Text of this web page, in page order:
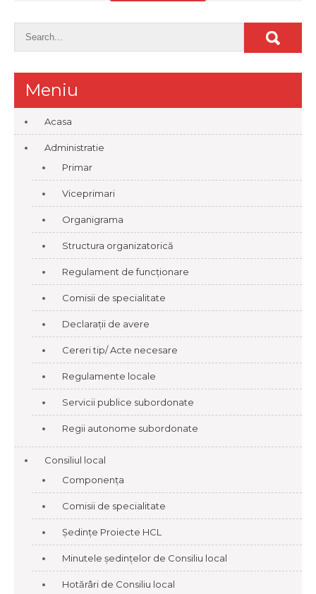
Meniu
Acasa
Administratie
Primar
Viceprimari
Organigrama
Structura organizatorică
Regulament de funcționare
Comisii de specialitate
Declarații de avere
Cereri tip/ Acte necesare
Regulamente locale
Servicii publice subordonate
Regii autonome subordonate
Consiliul local
Componența
Comisii de specialitate
Ședințe Proiecte HCL
Minutele ședințelor de Consiliu local
Hotărâri de Consiliu local